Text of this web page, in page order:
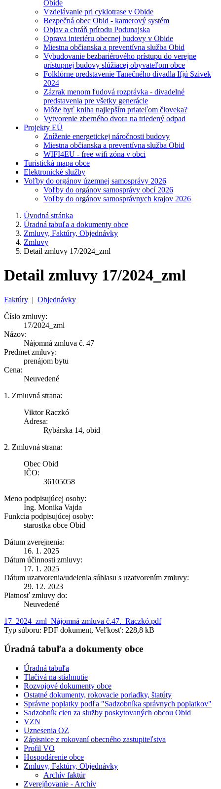
Obide
Vzdelávanie pri cyklotrase v Obide
Bezpečná obec Obid - kamerový systém
Objav a chráň prírodu Podunajska
Oprava interiéru obecnej budovy v Obide
Miestna občianska a preventívna služba Obid
Vybudovanie bezbariérového prístupu do verejne
prístupnej budovy slúžiacej obyvateľom obce
Folklórne predstavenie Tanečného divadla Ifjú Szivek
2024
Zázrak menom ľudová rozprávka - divadelné
predstavenia pre všetky generácie
Môže byť kniha najlepším priateľom človeka?
Vytvorenie zberného dvora na triedený odpad
Projekty EÚ
Zníženie energetickej náročnosti budovy
Miestna občianska a preventívna služba Obid
WIFI4EU - free wifi zóna v obci
Turistická mapa obce
Elektronické služby
Voľby do orgánov územnej samosprávy 2026
Voľby do orgánov samosprávy obcí 2026
Voľby do orgánov samosprávnych krajov 2026
Úvodná stránka
Úradná tabuľa a dokumenty obce
Zmluvy, Faktúry, Objednávky
Zmluvy
Detail zmluvy 17/2024_zml
Detail zmluvy 17/2024_zml
Faktúry | Objednávky
Číslo zmluvy:
17/2024_zml
Názov:
Nájomná zmluva č. 47
Predmet zmluvy:
prenájom bytu
Cena:
Neuvedené
1. Zmluvná strana:
Viktor Raczkó
Adresa:
Rybárska 14, obid
2. Zmluvná strana:
Obec Obid
IČO:
36105058
Meno podpisujúcej osoby:
Ing. Monika Vajda
Funkcia podpisujúcej osoby:
starostka obce Obid
Dátum zverejnenia:
16. 1. 2025
Dátum účinnosti zmluvy:
17. 1. 2025
Dátum uzatvorenia/udelenia súhlasu s uzatvorením zmluvy:
29. 12. 2023
Platnosť zmluvy do:
Neuvedené
17_2024_zml_Nájomná zmluva č.47._Raczkó.pdf
Typ súboru: PDF dokument, Veľkosť: 228,8 kB
Úradná tabuľa a dokumenty obce
Úradná tabuľa
Tlačivá na stiahnutie
Rozvojové dokumenty obce
Ostatné dokumenty, rokovacie poriadky, štatúty
Správne poplatky podľa "Sadzobníka správnych poplatkov"
Sadzobník cien za služby poskytovaných obcou Obid
VZN
Uznesenia OZ
Zápisnice z rokovaní obecného zastupiteľstva
Profil VO
Hospodárenie obce
Zmluvy, Faktúry, Objednávky
Archív faktúr
Zverejňovanie - Archív